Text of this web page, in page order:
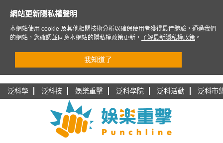
泛科學 泛科技 娛樂重擊 泛科學院 泛科活動 泛科市
網站更新隱私權聲明
本網站使用 cookie 及其他相關技術分析以確保使用者獲得最佳體驗，通過我們
的網站，您確認並同意本網站的隱私權政策更新，
了解最新隱私權政策 。
我知道了